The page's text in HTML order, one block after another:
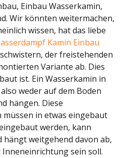
Einbau Wasserkamin,
Wir könnten weitermachen,
wissen, hat das liebe
Kamin Einbau
der freistehenden
Variante ab. Dies
ist. Ein Wasserkamin in
weder auf dem Boden
hängen. Diese
in etwas eingebaut
werden, kann
hängt weitgehend davon ab,
sein soll.